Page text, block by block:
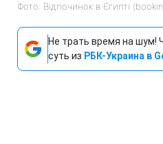
Фото: Відпочинок в Єгипті
Не трать время на шум!
суть из РБК-Украина в